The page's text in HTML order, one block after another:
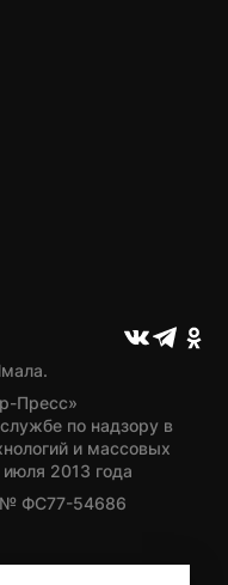
Пресс»
по надзору в
и массовых
2013 года
№ ФС77-54686